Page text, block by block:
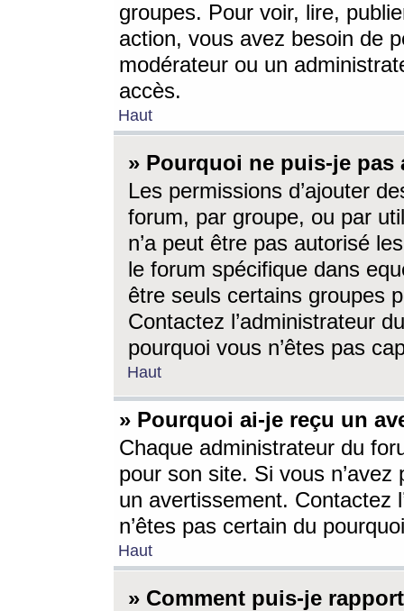
groupes. Pour voir, lire,
action, vous avez besoin de
modérateur ou un
accès.
Haut
» Pourquoi ne puis-je
Les permissions d’ajouter
forum, par groupe, ou par
n’a peut être pas autorisé
le forum spécifique dans
être seuls certains groupes
Contactez l’administrateur
pourquoi vous n’êtes pas
Haut
» Pourquoi ai-je reçu un
Chaque administrateur du
pour son site. Si vous
un avertissement. Contactez
n’êtes pas certain du
Haut
» Comment puis-je